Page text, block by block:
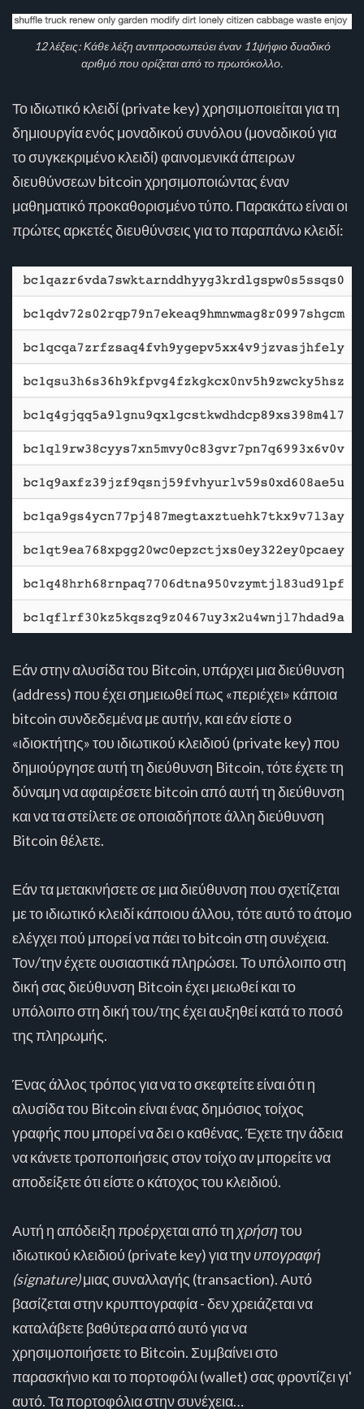
12 λέξεις: Κάθε λέξη αντιπροσωπεύει έναν 11ψήφιο δυαδικό
αριθμό που ορίζεται από το πρωτόκολλο.
Το ιδιωτικό κλειδί (private key) χρησιμοποιείται για τη
δημιουργία ενός μοναδικού συνόλου (μοναδικού για
το συγκεκριμένο κλειδί) φαινομενικά άπειρων
διευθύνσεων bitcoin χρησιμοποιώντας έναν
μαθηματικό προκαθορισμένο τύπο. Παρακάτω είναι οι
πρώτες αρκετές διευθύνσεις για το παραπάνω κλειδί:
Εάν στην αλυσίδα του Bitcoin, υπάρχει μια διεύθυνση
(address) που έχει σημειωθεί πως «περιέχει» κάποια
bitcoin συνδεδεμένα με αυτήν, και εάν είστε ο
«ιδιοκτήτης» του ιδιωτικού κλειδιού (private key) που
δημιούργησε αυτή τη διεύθυνση Bitcoin, τότε έχετε τη
δύναμη να αφαιρέσετε bitcoin από αυτή τη διεύθυνση
και να τα στείλετε σε οποιαδήποτε άλλη διεύθυνση
Bitcoin θέλετε.
Εάν τα μετακινήσετε σε μια διεύθυνση που σχετίζεται
με το ιδιωτικό κλειδί κάποιου άλλου, τότε αυτό το άτομο
ελέγχει πού μπορεί να πάει το bitcoin στη συνέχεια.
Τον/την έχετε ουσιαστικά πληρώσει. Το υπόλοιπο στη
δική σας διεύθυνση Bitcoin έχει μειωθεί και το
υπόλοιπο στη δική του/της έχει αυξηθεί κατά το ποσό
της πληρωμής.
Ένας άλλος τρόπος για να το σκεφτείτε είναι ότι η
αλυσίδα του Bitcoin είναι ένας δημόσιος τοίχος
γραφής που μπορεί να δει ο καθένας. Έχετε την άδεια
να κάνετε τροποποιήσεις στον τοίχο αν μπορείτε να
αποδείξετε ότι είστε ο κάτοχος του κλειδιού.
Αυτή η απόδειξη προέρχεται από τη χρήσητου
ιδιωτικού κλειδιού (private key) για τηνυπογραφή
(signature)μιας συναλλαγής (transaction). Αυτό
βασίζεται στην κρυπτογραφία - δεν χρειάζεται να
καταλάβετε βαθύτερα από αυτό για να
χρησιμοποιήσετε το Bitcoin. Συμβαίνει στο
παρασκήνιο και το πορτοφόλι (wallet) σας φροντίζει γι'
αυτό. Τα πορτοφόλια στην συνέχεια…